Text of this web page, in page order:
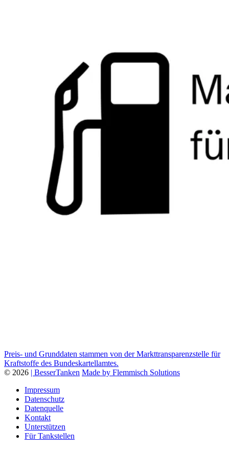
Preis- und Grunddaten stammen von der Markttransparenzstelle für
Kraftstoffe des Bundeskartellamtes.
© 2026 | BesserTanken Made by Flemmisch Solutions
Impressum
Datenschutz
Datenquelle
Kontakt
Unterstützen
Für Tankstellen